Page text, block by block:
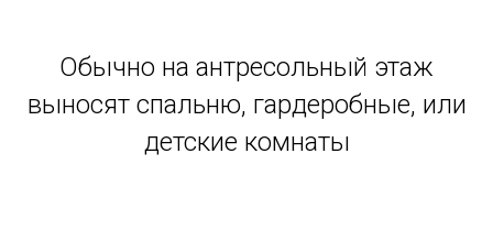
Обычно на антресольный этаж
выносят спальню, гардеробные, или
детские комнаты